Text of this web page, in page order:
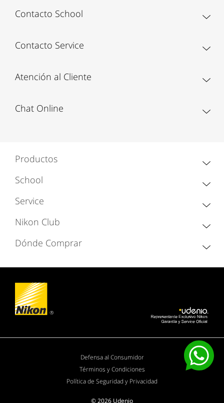
Contacto School
Contacto Service
Atención al Cliente
Chat Online
Productos
School
Service
Nikon Club
Dónde Comprar
© 2026 Udenio
Defensa al Consumidor
Términos y Condiciones
Política de Seguridad y Privacidad